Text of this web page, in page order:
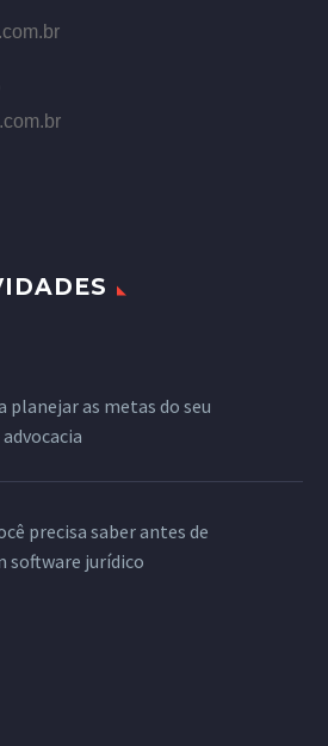
planejar as metas do seu
precisa saber antes de
software jurídico